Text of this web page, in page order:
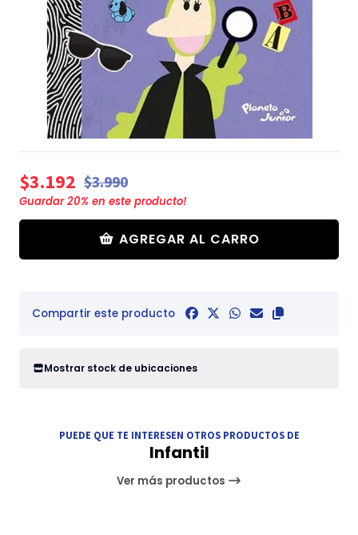
$3.192 $3.990
Guardar20% en este producto!
AGREGAR AL CARRO
Compartir este producto
Mostrar stock de ubicaciones
PUEDE QUE TE INTERESEN OTROS PRODUCTOS DE
Infantil
Ver más productos